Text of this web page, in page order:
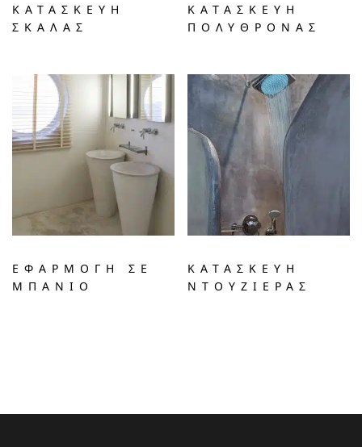
ΚΑΤΑΣΚΕΥΗ
ΣΚΑΛΑΣ
ΚΑΤΑΣΚΕΥΗ
ΠΟΛΥΘΡΟΝΑΣ
ΕΦΑΡΜΟΓΗ ΣΕ
ΜΠΑΝΙΟ
ΚΑΤΑΣΚΕΥΗ
ΝΤΟΥΖΙΕΡΑΣ